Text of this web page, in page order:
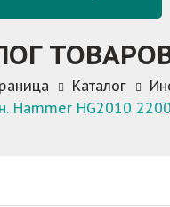
Каталог
Hammer HG2010